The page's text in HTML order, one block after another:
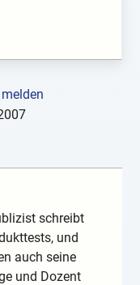
schreibt
und
auch seine
und Dozent